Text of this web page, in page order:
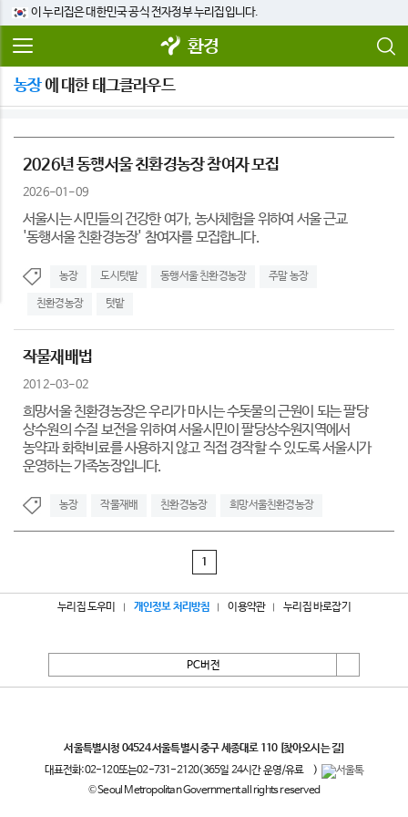
이 누리집은 대한민국 공식 전자정부 누리집입니다.
환경
농장에 대한 태그클라우드
2026년 동행서울 친환경농장 참여자 모집
2026-01-09
서울시는 시민들의 건강한 여가, 농사체험을 위하여 서울 근교
'동행서울 친환경농장' 참여자를 모집합니다.
농장 도시텃밭 동행서울 친환경농장 주말 농장
친환경농장 텃밭
작물재배법
2012-03-02
희망서울 친환경농장은 우리가 마시는 수돗물의 근원이 되는 팔당
상수원의 수질 보전을 위하여 서울시민이 팔당상수원지역에서
농약과 화학비료를 사용하지 않고 직접 경작할 수 있도록 서울시가
운영하는 가족농장입니다.
농장 작물재배 친환경농장 희망서울친환경농장
1
누리집 도우미 개인정보 처리방침 이용약관 누리집 바로잡기
PC버전
서울특별시청 04524 서울특별시 중구 세종대로 110 [찾아오시는 길]
대표전화:02-120또는02-731-2120(365일 24시간 운영/유료
)
© Seoul Metropolitan Government all rights reserved